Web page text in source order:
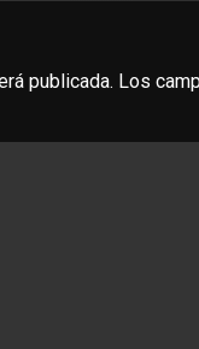
publicada. Los